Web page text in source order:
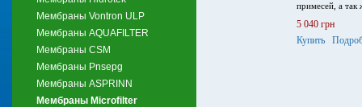
Мембраны Vontron ULP
Мембраны AQUAFILTER
Мембраны CSM
Мембраны Pnsepg
Мембраны ASPRINN
Мембраны Microfilter
примесей, а так
5 040 грн
Купить